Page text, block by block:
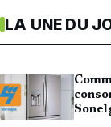
LA UNE DU